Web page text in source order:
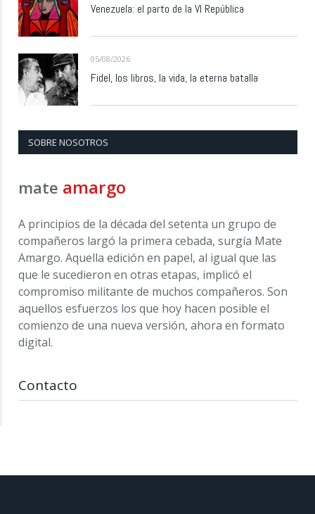
Venezuela: el parto de la VI República
05/08/2026
Fidel, los libros, la vida, la eterna batalla
SOBRE NOSOTROS
mate amargo
A principios de la década del setenta un grupo de
compañeros largó la primera cebada, surgía Mate
Amargo. Aquella edición en papel, al igual que las
que le sucedieron en otras etapas, implicó el
compromiso militante de muchos compañeros. Son
aquellos esfuerzos los que hoy hacen posible el
comienzo de una nueva versión, ahora en formato
digital.
Contacto